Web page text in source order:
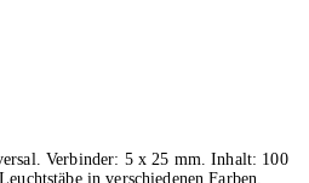
Verbinder: 5 x 25 mm. Inhalt: 100
in verschiedenen Farben.